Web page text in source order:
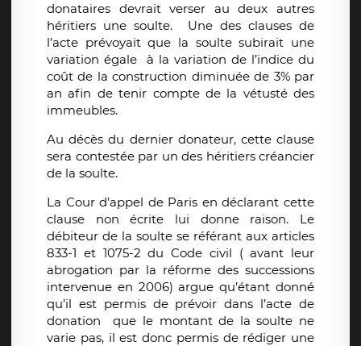
donataires devrait verser au deux autres
héritiers une soulte. Une des clauses de
l’acte prévoyait que la soulte subirait une
variation égale à la variation de l’indice du
coût de la construction diminuée de 3% par
an afin de tenir compte de la vétusté des
immeubles.
Au décès du dernier donateur, cette clause
sera contestée par un des héritiers créancier
de la soulte.
La Cour d’appel de Paris en déclarant cette
clause non écrite lui donne raison. Le
débiteur de la soulte se référant aux articles
833-1 et 1075-2 du Code civil ( avant leur
abrogation par la réforme des successions
intervenue en 2006) argue qu’étant donné
qu’il est permis de prévoir dans l’acte de
donation que le montant de la soulte ne
varie pas, il est donc permis de rédiger une